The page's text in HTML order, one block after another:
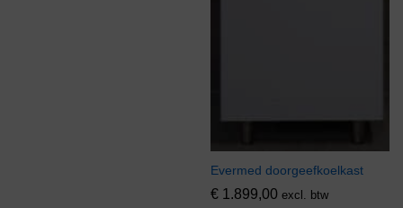
Evermed doorgeefkoelkast
€ 1.899,00 excl. btw